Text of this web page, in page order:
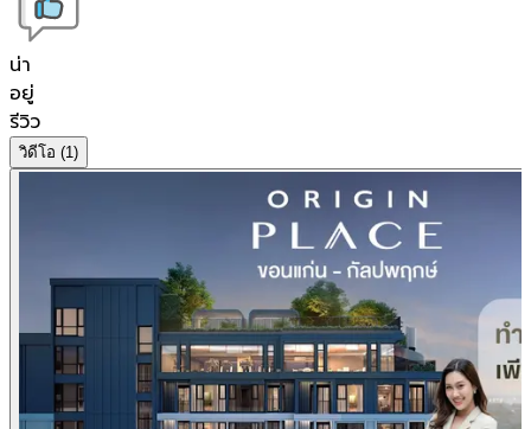
น่า
อยู่
รีวิว
วิดีโอ (1)